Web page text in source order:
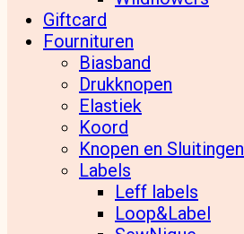
Giftcard
Fournituren
Biasband
Drukknopen
Elastiek
Koord
Knopen en Sluitingen
Labels
Leff labels
Loop&Label